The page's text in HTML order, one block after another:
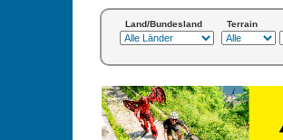
Land/Bundesland Terrain